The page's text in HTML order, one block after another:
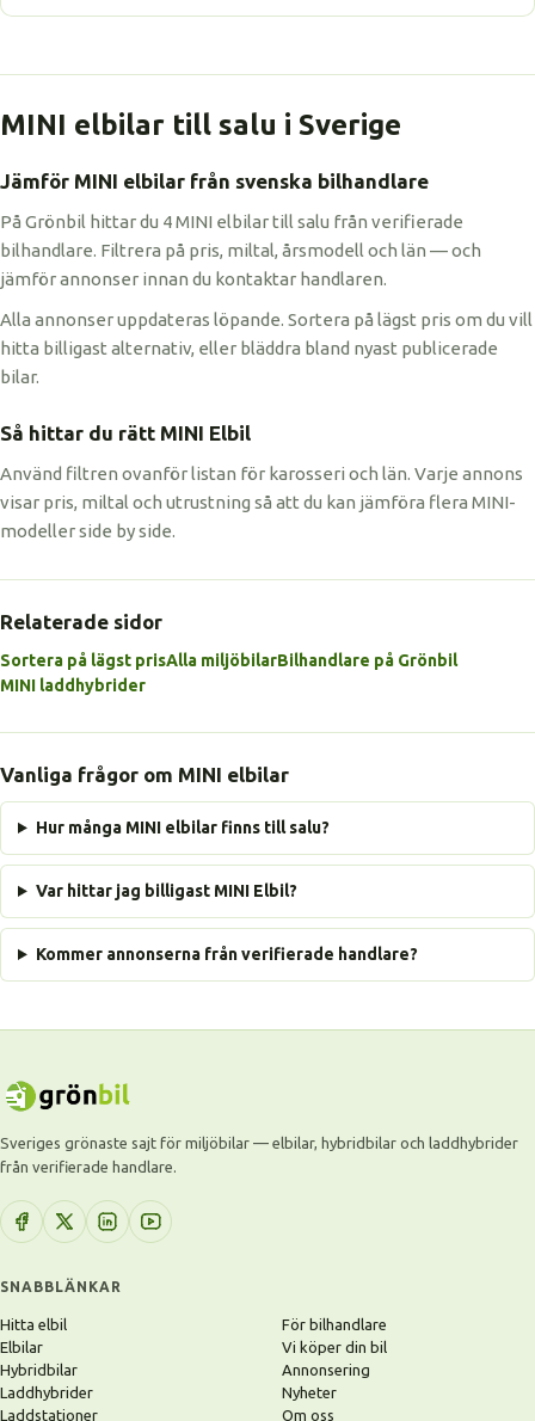
MINI elbilar till salu i Sverige
Jämför MINI elbilar från svenska bilhandlare
På Grönbil hittar du 4 MINI elbilar till salu från verifierade
bilhandlare. Filtrera på pris, miltal, årsmodell och län — och
jämför annonser innan du kontaktar handlaren.
Alla annonser uppdateras löpande. Sortera på lägst pris om du vill
hitta billigast alternativ, eller bläddra bland nyast publicerade
bilar.
Så hittar du rätt MINI Elbil
Använd filtren ovanför listan för karosseri och län. Varje annons
visar pris, miltal och utrustning så att du kan jämföra flera MINI-
modeller side by side.
Relaterade sidor
Sortera på lägst prisAlla miljöbilarBilhandlare på Grönbil
MINI laddhybrider
Vanliga frågor om MINI elbilar
Hur många MINI elbilar finns till salu?
Var hittar jag billigast MINI Elbil?
Kommer annonserna från verifierade handlare?
Sveriges grönaste sajt för miljöbilar — elbilar, hybridbilar och laddhybrider
från verifierade handlare.
SNABBLÄNKAR
Hitta elbil
Elbilar
Hybridbilar
Laddhybrider
Laddstationer
För bilhandlare
Vi köper din bil
Annonsering
Nyheter
Om oss